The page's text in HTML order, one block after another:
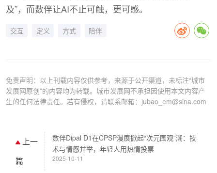
及”，而数伴让AI不止可触，更可感。
交互 定义 方式 陪伴
免责声明：以上刊载内容仅供参考，来源于公开渠道，未标注“城市
发展网原创”的内容均为转载。城市发展网不承担因使用本文内容产
生的任何法律责任。若有侵权，请联系邮箱：jubao_em@sina.com
上一
篇
数伴Dipal D1在CPSP漫展掀起“次元围观”潮：技
术与情感并举，年轻人用热情投票
2025-10-11